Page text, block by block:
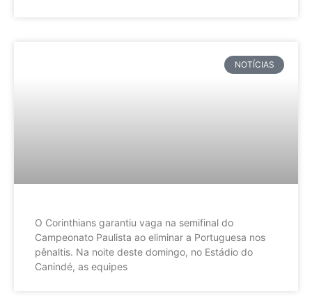
NOTÍCIAS
O Corinthians garantiu vaga na semifinal do
Campeonato Paulista ao eliminar a Portuguesa nos
pênaltis. Na noite deste domingo, no Estádio do
Canindé, as equipes